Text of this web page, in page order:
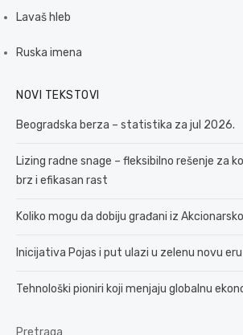
Lavaš hleb
Ruska imena
NOVI TEKSTOVI
Beogradska berza – statistika za jul 2026.
Lizing radne snage – fleksibilno rešenje za
brz i efikasan rast
Koliko mogu da dobiju građani iz
Inicijativa Pojas i put ulazi u zelenu novu eru
Tehnološki pioniri koji menjaju globalnu
Pretraga